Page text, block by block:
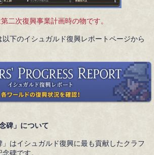
二次復興事業計画時の物です。
下のイシュガルド復興レポートページから
碑」について
」はイシュガルド復興に最も貢献したクラフ
碑です。